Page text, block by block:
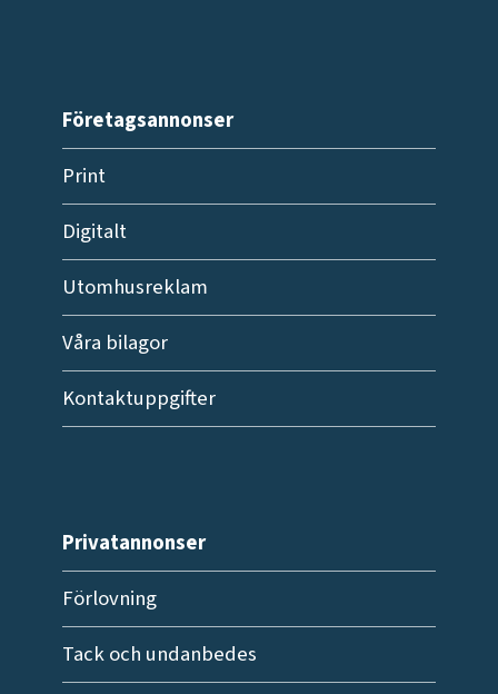
Företagsannonser
Print
Digitalt
Utomhusreklam
Våra bilagor
Kontaktuppgifter
Privatannonser
Förlovning
Tack och undanbedes